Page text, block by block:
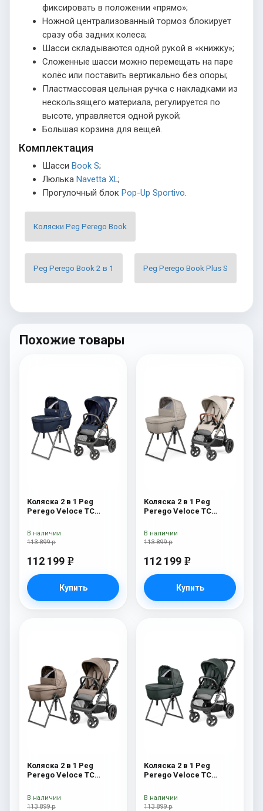
фиксировать в положении «прямо»;
Ножной централизованный тормоз блокирует
сразу оба задних колеса;
Шасси складываются одной рукой в «книжку»;
Сложенные шасси можно перемещать на паре
колёс или поставить вертикально без опоры;
Пластмассовая цельная ручка с накладками из
нескользящего материала, регулируется по
высоте, управляется одной рукой;
Большая корзина для вещей.
Комплектация
Шасси Book S;
Люлька Navetta XL ;
Прогулочный блок Pop-Up Sportivo
Коляски Peg Perego Book
Peg Perego Book 2 в 1 Peg Perego Book Plus S
Похожие товары
Коляска 2 в 1 Peg
Perego Veloce TC
New
113 899 р
112 199 e
Купить
В наличии
Коляска 2 в 1 Peg
Perego Veloce TC
113 899 р
112 199 e
Купить
В наличии
Коляска 2 в 1 Peg
Perego Veloce TC
New
113 899 р
В наличии
Коляска 2 в 1 Peg
Perego Veloce TC
113 899 р
В наличии